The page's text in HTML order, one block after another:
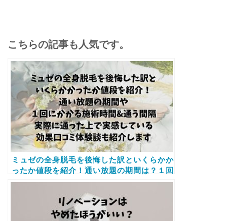
こちらの記事も人気です。
ミュゼの全身脱毛を後悔した訳といくらかか
ったか値段を紹介！通い放題の期間は？１回
の施術時間や通う間隔に効果口コミも紹介し